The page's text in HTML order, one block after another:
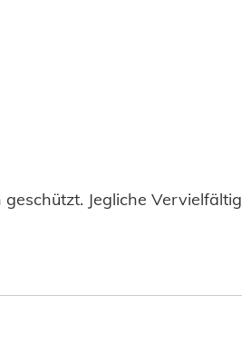
Jegliche